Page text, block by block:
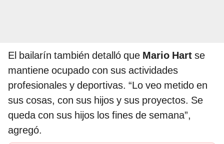
El bailarín también detalló que Mario Hart se
mantiene ocupado con sus actividades
profesionales y deportivas. “Lo veo metido en
sus cosas, con sus hijos y sus proyectos. Se
queda con sus hijos los fines de semana”,
agregó.